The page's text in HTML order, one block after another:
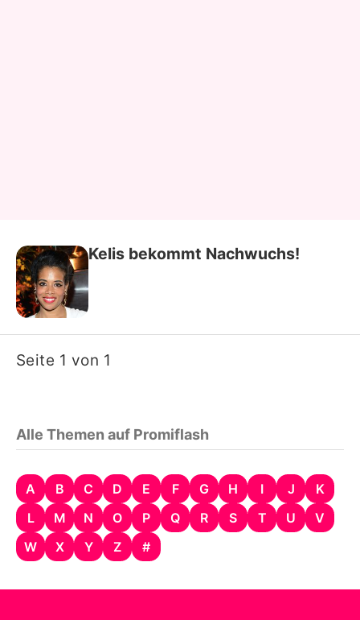
Kelis bekommt Nachwuchs!
Seite 1 von 1
Alle Themen auf Promiflash
A B C D E F G H I J
K
L
M N O P Q R S T U
V
W
X Y Z #